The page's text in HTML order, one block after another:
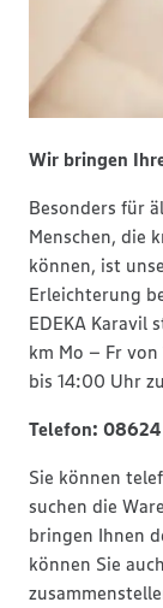
Wir bringen
Besonders für
Menschen, die
können, ist
Erleichterung
EDEKA Karavil
km Mo – Fr
bis 14:00 Uhr
Telefon:
Sie können
suchen die
bringen Ihnen
können Sie